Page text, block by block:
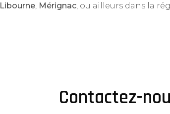
Libourne Mérignac , ou ailleurs dans la
Contactez-